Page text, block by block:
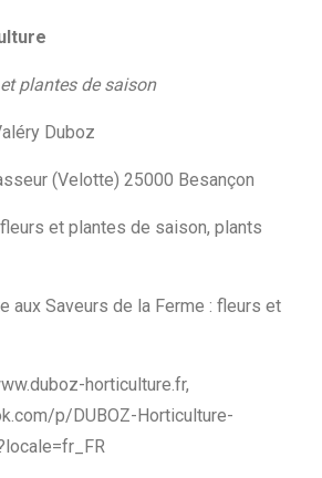
plantes de saison
Duboz
(Velotte) 25000 Besançon
et plantes de saison, plants
aux Saveurs de la Ferme : fleurs et
horticulture.fr,
p/DUBOZ-Horticulture-